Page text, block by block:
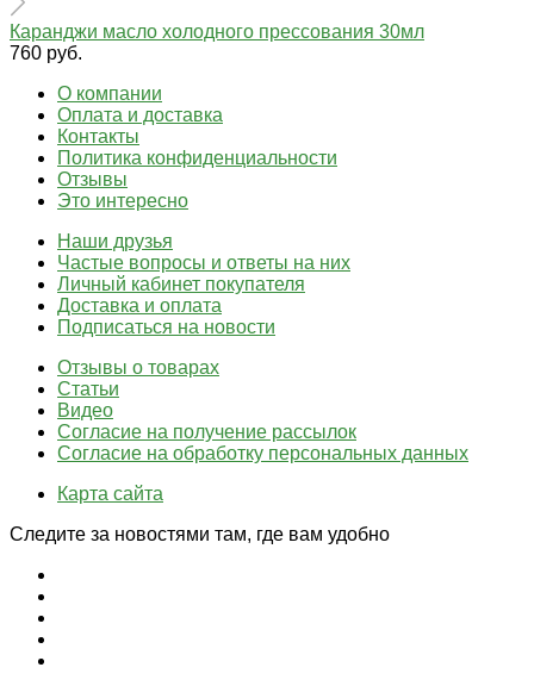
Каранджи масло холодного прессования 30мл
760 руб.
О компании
Оплата и доставка
Контакты
Политика конфиденциальности
Отзывы
Это интересно
Наши друзья
Частые вопросы и ответы на них
Личный кабинет покупателя
Доставка и оплата
Подписаться на новости
Отзывы о товарах
Статьи
Видео
Согласие на получение рассылок
Согласие на обработку персональных данных
Карта сайта
Следите за новостями там, где вам удобно